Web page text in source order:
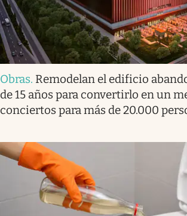
Obras. Remodelan el edificio
de 15 años para convertirlo en un
conciertos para más de 20.000